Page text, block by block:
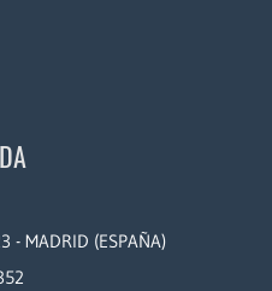
MADRID (ESPAÑA)